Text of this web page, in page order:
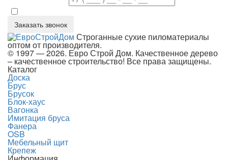
Заказать звонок
Строганные сухие пиломатериалы
оптом от производителя.
© 1997 — 2026. Евро Строй Дом. Качественное дерево
– качественное строительство! Все права защищены.
Каталог
Доска
Брус
Брусок
Блок-хаус
Вагонка
Имитация бруса
Фанера
OSB
Мебельный щит
Крепеж